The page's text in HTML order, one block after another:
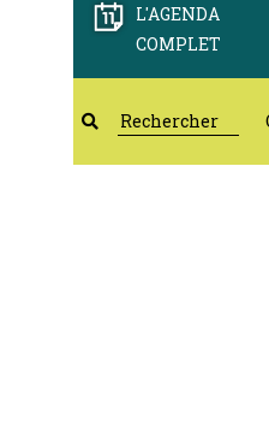
L'AGENDA
COMPLET